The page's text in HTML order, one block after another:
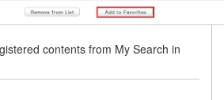
contents from My Search in